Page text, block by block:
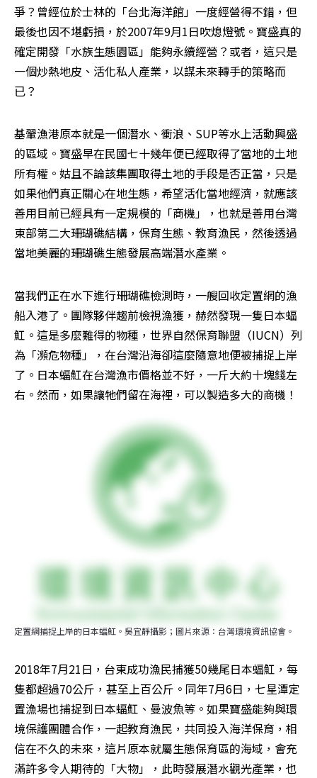
爭？曾經位於士林的「台北海洋館」一度經營得不錯，但
最後也因不堪虧損，於2007年9月1日吹熄燈號。寶盛真的
確定開發「水族生態園區」能夠永續經營？或者，這只是
一個炒熱地皮、活化私人產業，以謀未來轉手的策略而
已？
基翬漁港原本就是一個潛水、衝浪、SUP等水上活動興盛
的區域。寶盛早在民國七十幾年便已經取得了當地的土地
所有權。姑且不論該集團取得土地的手段是否正當，只是
如果他們真正關心在地生態，希望活化當地經濟，就應該
善用目前已經具有一定規模的「商機」，也就是善用台灣
東部第二大珊瑚礁結構，保育生態、教育漁民，然後透過
當地美麗的珊瑚礁生態發展高端潛水產業。
當我們正在水下進行珊瑚礁檢測時，一艘回收定置網的漁
船入港了。團隊夥伴趨前檢視漁獲，赫然發現一隻日本蝠
魟。這是多麼難得的物種，世界自然保育聯盟（IUCN）列
為「瀕危物種」，在台灣沿海卻這麼隨意地便被捕捉上岸
了。日本蝠魟在台灣漁市價格並不好，一斤大約十塊錢左
右。然而，如果讓牠們留在海裡，可以製造多大的商機！
定置網捕捉上岸的日本蝠魟。吳宜靜攝影；圖片來源：台灣環境資訊協會。
2018年7月21日，台東成功漁民捕獲50幾尾日本蝠魟，每
隻都超過70公斤，甚至上百公斤。同年7月6日，七星潭定
置漁場也捕捉到日本蝠魟、曼波魚等。如果寶盛能夠與環
境保護團體合作，一起教育漁民，共同投入海洋保育，相
信在不久的未來，這片原本就屬生態保育區的海域，會充
滿許多令人期待的「大物」，此時發展潛水觀光產業，也